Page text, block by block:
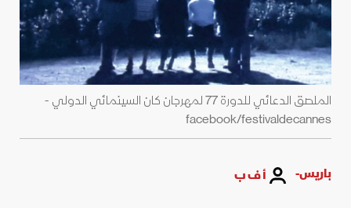
الملصق الدعائي للدورة 77 لمهرجان كان السينمائي الدولي -
facebook/festivaldecannes
باريس- أ ف ب